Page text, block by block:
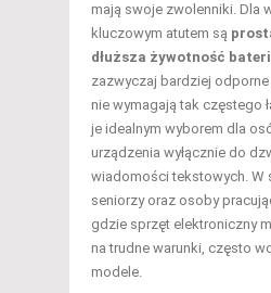
mają swoje zwolenniki. Dla
kluczowym atutem są
dłuższa żywotność
zazwyczaj bardziej
nie wymagają tak częstego
je idealnym wyborem dla
urządzenia wyłącznie do
wiadomości tekstowych. W
seniorzy oraz osoby
gdzie sprzęt elektroniczny
na trudne warunki, często
modele.